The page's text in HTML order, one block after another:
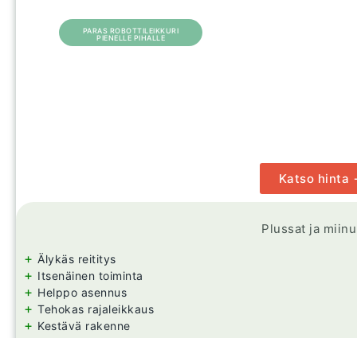
PARAS ROBOTTILEIKKURI
PIENELLE PIHALLE
Katso hinta
Plussat ja
+ Älykäs reititys
+ Itsenäinen toiminta
+ Helppo asennus
+ Tehokas rajaleikkaus
+ Kestävä rakenne